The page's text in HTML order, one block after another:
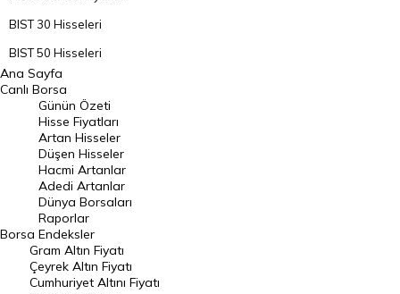
BIST 30 Hisseleri
BIST 50 Hisseleri
BIST 100 Hisseleri
En Çok Artan Hisseler
En Çok Düşen Hisseler
Hacmi Artanlar
Geçmiş Kapanışlar
Dünya Borsaları
Raporlar
Endeksler
Ana Sayfa
Canlı Borsa
Borsa
Günün Özeti
Hisse Fiyatları
Artan Hisseler
Düşen Hisseler
Hacmi Artanlar
Adedi Artanlar
Dünya Borsaları
Raporlar
Endeksler
Gram Altın Fiyatı
Çeyrek Altın Fiyatı
Cumhuriyet Altını Fiyatı